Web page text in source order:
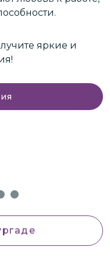
яркие и